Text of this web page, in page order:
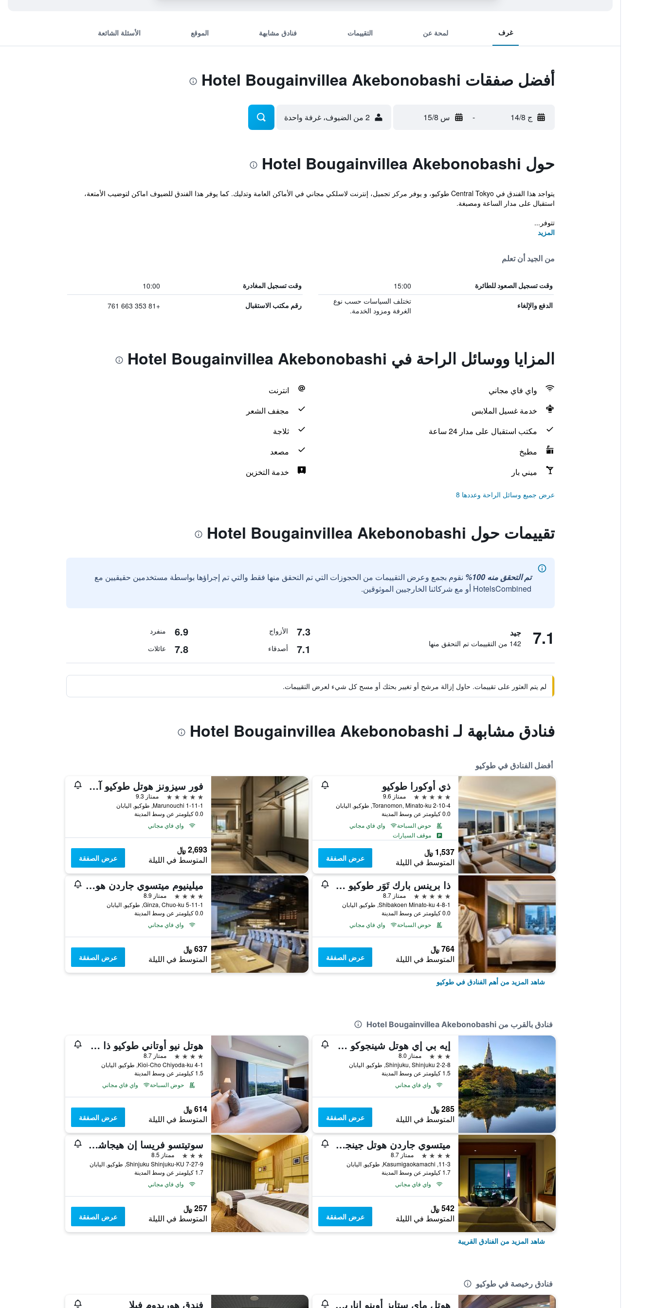
غرف لمحة عن التقييمات فنادق مشابهة الموقع الأسئلة الشائعة
أفضل صفقات Hotel Bougainvillea Akebonobashi
ج 14/8 - س 15/8 2 من الضيوف، غرفة واحدة
حول Hotel Bougainvillea Akebonobashi
يتواجد هذا الفندق في Central Tokyo طوكيو، و يوفر مركز تجميل، إنترنت لاسلكي مجاني في الأماكن العامة وتدليك. كما يوفر هذا الفندق للضيوف اماكن لتوضيب الأمتعة،
استقبال على مدار الساعة ومصبغة.
تتوفر...
المزيد
من الجيد أن تعلم
وقت تسجيل الصعود للطائرة 15:00 وقت تسجيل المغادرة 10:00
الدفع والإلغاء
تختلف السياسات حسب نوع
الغرفة ومزود الخدمة.
رقم مكتب الاستقبال +81 353 663 761
المزايا ووسائل الراحة في Hotel Bougainvillea Akebonobashi
واي فاي مجاني
انترنت
خدمة غسيل الملابس
مجفف الشعر
مكتب استقبال على مدار 24 ساعة
ثلاجة
مطبخ
مصعد
ميني بار
خدمة التخزين
عرض جميع وسائل الراحة وعددها 8
تقييمات حول Hotel Bougainvillea Akebonobashi
تم التحقق منه 100%
نقوم بجمع وعرض التقييمات من الحجوزات التي تم التحقق منها فقط والتي تم إجراؤها بواسطة مستخدمين حقيقيين مع
HotelsCombined أو مع شركائنا الخارجيين الموثوقين.
7.1 جيد
142 من التقييمات تم التحقق منها
7.3 الأزواج 6.9 منفرد
7.1 أصدقاء 7.8 عائلات
لم يتم العثور على تقييمات. حاول إزالة مرشح أو تغيير بحثك أو مسح كل شيء لعرض التقييمات.
فنادق مشابهة لـ Hotel Bougainvillea Akebonobashi
أفضل الفنادق في طوكيو
ذي أوكورا طوكيو
5 نجوم
ممتاز 9.6
2-10-4 Toranomon, Minato-ku, طوكيو, اليابان
0.0 كيلومتر عن وسط المدينة
حوض السباحة
واي فاي مجاني
موقف السيارات
1,537 ﷼
المتوسط في الليلة عرض الصفقة
فور سيزونز هوتل طوكيو آت مارونوتشي
5 نجوم
ممتاز 9.3
1-11-1 Marunouchi, طوكيو, اليابان
0.0 كيلومتر عن وسط المدينة
واي فاي مجاني
2,693 ﷼
المتوسط في الليلة عرض الصفقة
ذا برينس بارك تَوَر طوكيو - الفنادق والمنتجعات المفضلة، مجموعة فنادق إل في إكس
5 نجوم
ممتاز 8.7
4-8-1 Shibakoen Minato-ku, طوكيو, اليابان
0.0 كيلومتر عن وسط المدينة
حوض السباحة
واي فاي مجاني
764 ﷼
المتوسط في الليلة عرض الصفقة
ميلينيوم ميتسوي جاردن هوتل طوكيو/جينزا
4 نجوم
ممتاز 8.9
5-11-1 Ginza, Chuo-ku, طوكيو, اليابان
0.0 كيلومتر عن وسط المدينة
واي فاي مجاني
637 ﷼
المتوسط في الليلة عرض الصفقة
شاهد المزيد من أهم الفنادق في طوكيو
فنادق بالقرب من Hotel Bougainvillea Akebonobashi
إيه بي إي هوتل شينجوكو جيويماي
3 نجوم
ممتاز 8.0
2-2-8 Shinjuku, Shinjuku, طوكيو, اليابان
1.5 كيلومتر عن وسط المدينة
واي فاي مجاني
285 ﷼
المتوسط في الليلة عرض الصفقة
هوتل نيو أوتاني طوكيو ذا ماين
4 نجوم
ممتاز 8.7
4-1 Kioi-Cho Chiyoda-ku, طوكيو, اليابان
1.5 كيلومتر عن وسط المدينة
حوض السباحة
واي فاي مجاني
614 ﷼
المتوسط في الليلة عرض الصفقة
ميتسوي جاردن هوتل جينجوجاين طوكيو بريميير
4 نجوم
ممتاز 8.7
11-3, Kasumigaokamachi, طوكيو, اليابان
1.7 كيلومتر عن وسط المدينة
واي فاي مجاني
542 ﷼
المتوسط في الليلة عرض الصفقة
سوتيتسو فريسا إن هيجاشي شينجوكو
3 نجوم
ممتاز 8.5
7-27-9 Shinjuku Shinjuku-KU, طوكيو, اليابان
1.7 كيلومتر عن وسط المدينة
واي فاي مجاني
257 ﷼
المتوسط في الليلة عرض الصفقة
شاهد المزيد من الفنادق القريبة
فنادق رخيصة في طوكيو
هوتل ماي ستايز أوينو إناريتشو فندق هوريدوم فيلا